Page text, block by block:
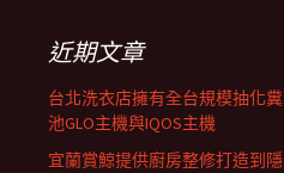
近期文章
台北洗衣店擁有全台規模抽化糞
池GLO主機與IQOS主機
宜蘭賞鯨提供廚房整修打造到隱